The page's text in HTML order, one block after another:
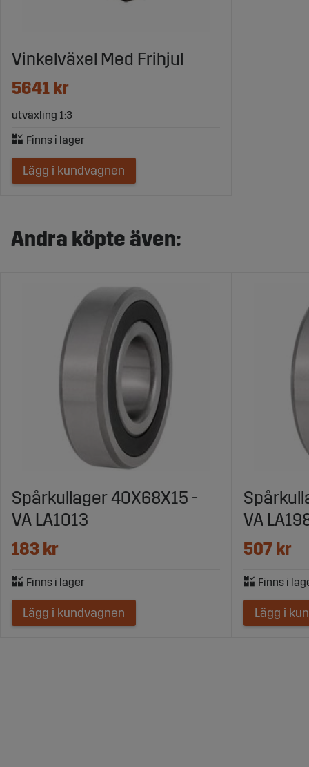
Vinkelväxel Med Frihjul
5641 kr
utväxling 1:3
Lägg i kundvagnen
Andra köpte även:
Spårkullager 40X68X15 -
VA LA1013
183 kr
Lägg i kundvagnen
VA
507 kr
Lägg i